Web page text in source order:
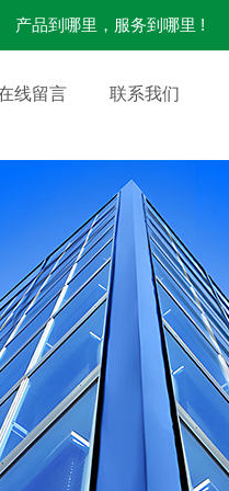
产品到哪里，服务到哪里 !
线留言 联系我们